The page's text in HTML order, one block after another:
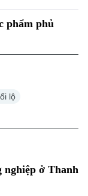
phẩm phủ
lộ
nghiệp ở Thanh